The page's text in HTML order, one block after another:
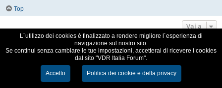
Top
Vai a
VDR Italia, comunità italiana utilizzatori VDR
Traduzione Italiana phpBB-Italia.it
Cookie e Privacy
L´utilizzo dei cookies è finalizzato a rendere migliore l´esperienza di
navigazione sul nostro sito.
Se continui senza cambiare le tue impostazioni, accetterai di ricevere i cookies
dal sito "VDR Italia Forum".
Accetto Politica dei cookie e della privacy